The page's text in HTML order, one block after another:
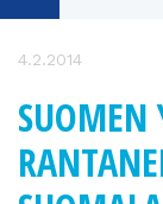
4.2.2014
SUOMEN